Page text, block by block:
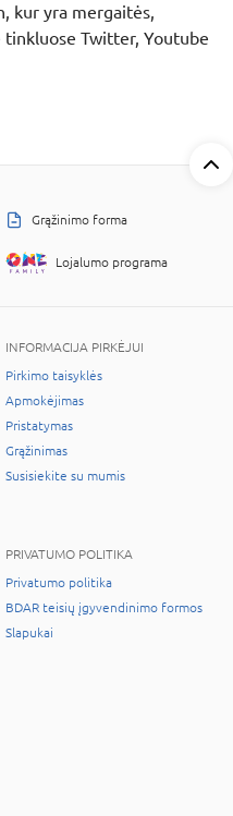
kur yra mergaitės,
tinkluose Twitter, Youtube
Grąžinimo forma
Lojalumo programa
INFORMACIJA PIRKĖJUI
Pirkimo taisyklės
Apmokėjimas
Pristatymas
Grąžinimas
Susisiekite su mumis
PRIVATUMO POLITIKA
Privatumo politika
BDAR teisių įgyvendinimo formos
Slapukai